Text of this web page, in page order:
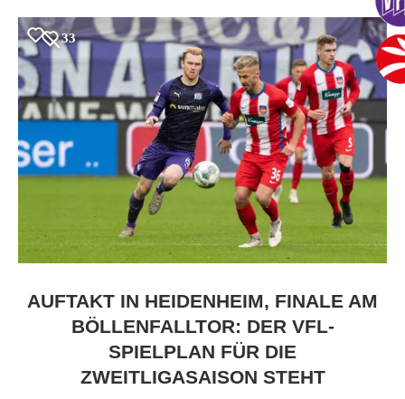
33
AUFTAKT IN HEIDENHEIM, FINALE AM
BÖLLENFALLTOR: DER VFL-
SPIELPLAN FÜR DIE
ZWEITLIGASAISON STEHT